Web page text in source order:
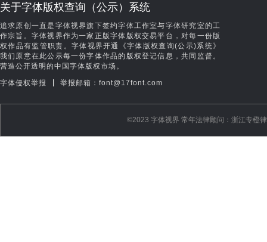
关于字体版权查询（公示）系统
追求原创一直是字体视界旗下签约字体工作室与字体研究室的工
作宗旨。字体视界作为一家正版字体版权交易平台，对每一份版
权作品有监管职责。字体视界开通《字体版权查询(公示)系统》
我们原意在此公示每一份字体作品的版权登记信息，共同监督。
营造公开透明的中国字体版权市场。
字体侵权举报 举报邮箱：font@17font.com
©️2023 字体视界 常年法律顾问：浙江专橙